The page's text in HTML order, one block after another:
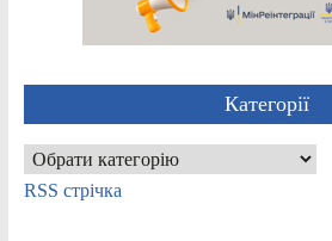
Категорії
Категорії
RSS стрічка